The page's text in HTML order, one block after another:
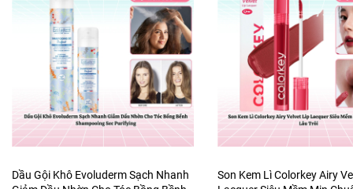
Dầu Gội Khô Evoluderm Sạch Nhanh
Son Kem Lì Colorkey Airy